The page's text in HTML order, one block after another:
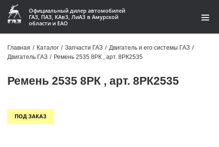
Официальный дилер автомобилей
ГАЗ, ПАЗ, КАвЗ, ЛиАЗ в Амурской
области и ЕАО
О компании
Контакты
Главная / Каталог / Запчасти ГАЗ / Двигатель и его системы ГАЗ /
Двигатель ГАЗ / Ремень 2535 8РК , арт. 8РК2535
Ремень 2535 8РК , арт. 8РК2535
ПОД ЗАКАЗ